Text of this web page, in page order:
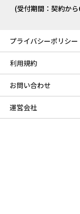
(受付期間：契約か
プライバシーポリシー
利用規約
お問い合わせ
運営会社